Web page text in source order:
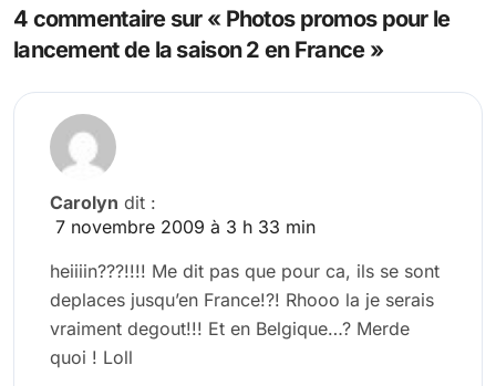
4 commentaire sur « Photos promos pour le
lancement de la saison 2 en France »
Carolyn dit :
7 novembre 2009 à 3 h 33 min
heiiiin???!!!! Me dit pas que pour ca, ils se sont
deplaces jusqu’en France!?! Rhooo la je serais
vraiment degout!!! Et en Belgique…? Merde
quoi ! Loll